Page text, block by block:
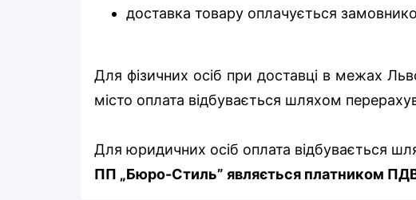
доставка товару оплачується
Для фізичних осіб при доставці в межах
місто оплата відбувається шляхом
Для юридичних осіб оплата відбувається
ПП „Бюро-Стиль” являється платником ПДВ